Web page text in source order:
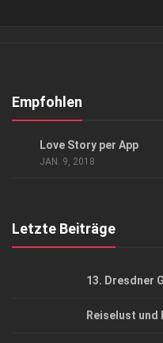
Kontakt, Impressum
Empfohlen
Love Story per App
JAN. 9, 2018
Letzte Beiträge
13. Dresdner
Reiselust und